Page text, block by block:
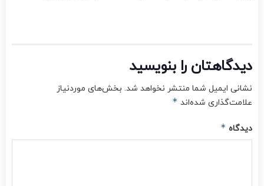
دیدگاهتان را بنویسید
نشانی ایمیل شما منتشر نخواهد شد. بخش‌های موردنیاز
علامت‌گذاری شده‌اند *
دیدگاه *